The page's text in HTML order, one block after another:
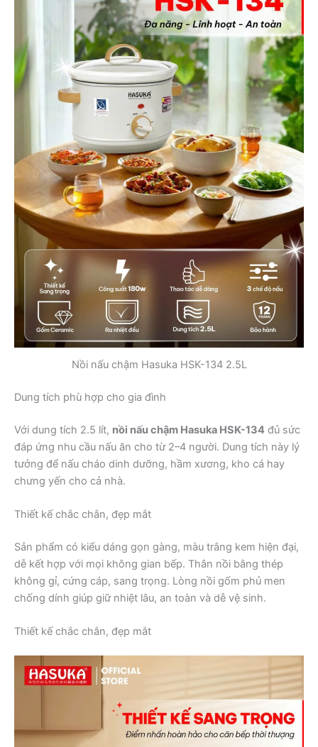
Nồi nấu chậm Hasuka HSK-134 2.5L
Dung tích phù hợp cho gia đình
Với dung tích 2.5 lít, nồi nấu chậm Hasuka HSK-134 đủ sức
đáp ứng nhu cầu nấu ăn cho từ 2–4 người. Dung tích này lý
tưởng để nấu cháo dinh dưỡng, hầm xương, kho cá hay
chưng yến cho cả nhà.
Thiết kế chắc chắn, đẹp mắt
Sản phẩm có kiểu dáng gọn gàng, màu trắng kem hiện đại,
dễ kết hợp với mọi không gian bếp. Thân nồi bằng thép
không gỉ, cứng cáp, sang trọng. Lòng nồi gốm phủ men
chống dính giúp giữ nhiệt lâu, an toàn và dễ vệ sinh.
Thiết kế chắc chắn, đẹp mắt